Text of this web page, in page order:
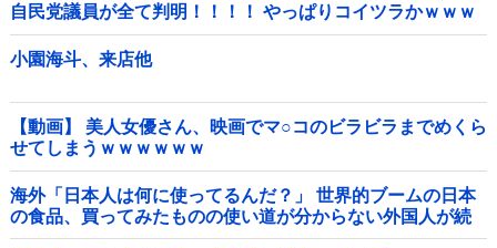
自民党議員が全て判明！！！！ やっぱりコイツラかｗｗｗ
ｗｗ
小園海斗、来店他
【動画】 美人女優さん、映画でマ○コのビラビラまでめくら
せてしまうｗｗｗｗｗｗ
海外「日本人は何に使ってるんだ？」 世界的ブームの日本
の食品、買ってみたものの使い道が分からない外国人が続
出